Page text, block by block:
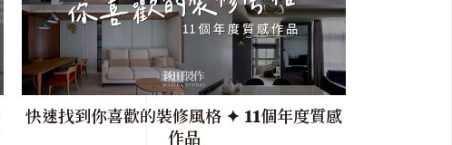
快速找到你喜歡的裝修風格 ✦ 𝟏𝟏個年度質感
作品